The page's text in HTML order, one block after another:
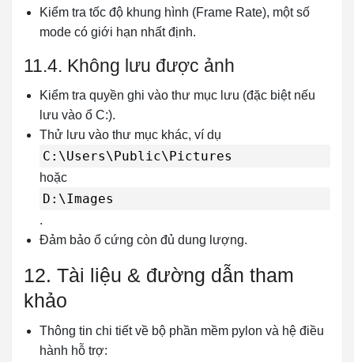
Kiểm tra tốc độ khung hình (Frame Rate), một số
mode có giới hạn nhất định.
11.4. Không lưu được ảnh
Kiểm tra quyền ghi vào thư mục lưu (đặc biệt nếu
lưu vào ổ C:).
Thử lưu vào thư mục khác, ví dụ
C:\Users\Public\Pictures
hoặc
D:\Images
.
Đảm bảo ổ cứng còn đủ dung lượng.
12. Tài liệu & đường dẫn tham
khảo
Thông tin chi tiết về bộ phần mềm pylon và hệ điều
hành hỗ trợ: